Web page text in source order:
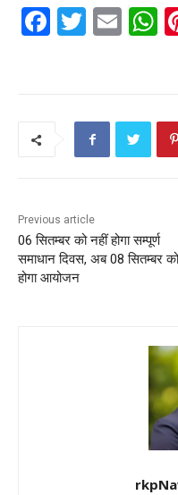
F
k
T E
A
p
Previous article
06 सितम्बर को नहीं होगा सम्पूर्ण
समाधान दिवस, अब 08 सितम्बर को
होगा आयोजन